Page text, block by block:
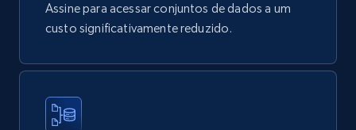
URL, Product id, Title, Final price, Initial price,
Currency, Rating, Reviews count, and more.
eCommerce
822+
Assine para acessar conjuntos de dados a um
custo significativamente reduzido.